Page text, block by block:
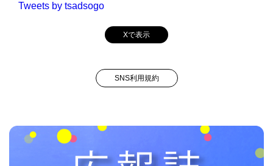
Tweets by tsadsogo
Xで表示
SNS利用規約